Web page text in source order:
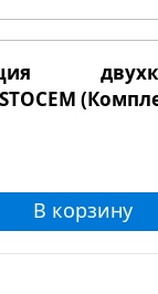
В корзину